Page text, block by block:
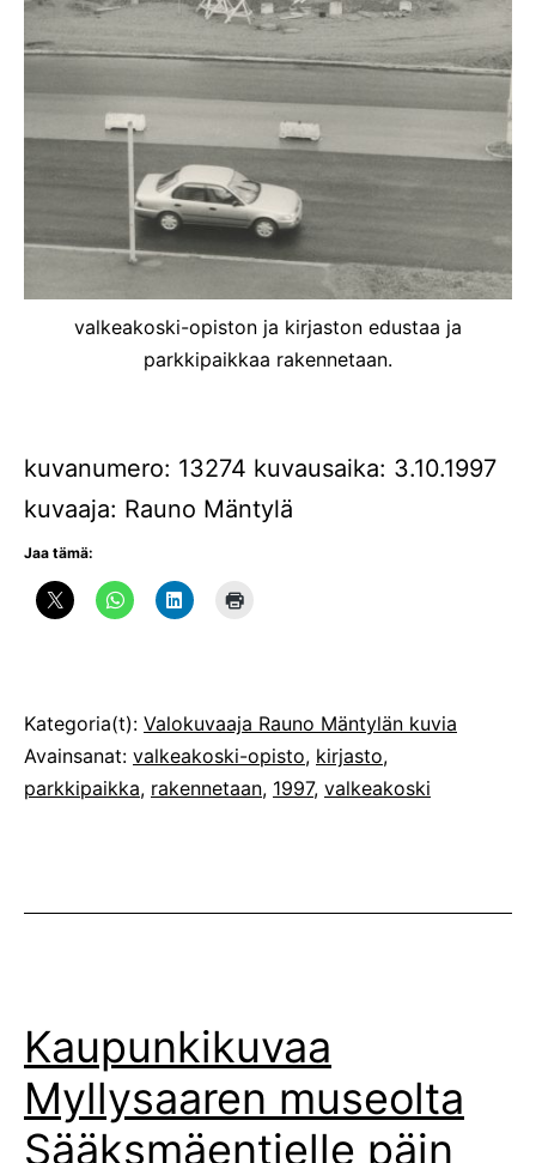
valkeakoski-opiston ja kirjaston edustaa ja
parkkipaikkaa rakennetaan.
kuvanumero: 13274 kuvausaika: 3.10.1997
kuvaaja: Rauno Mäntylä
Jaa tämä:
Julkaistu
Kategoria(t): Valokuvaaja Rauno Mäntylän kuvia
Avainsanat: valkeakoski-opisto, kirjasto,
parkkipaikka, rakennetaan, 1997, valkeakoski
Kaupunkikuvaa
Myllysaaren museolta
Sääksmäentielle päin